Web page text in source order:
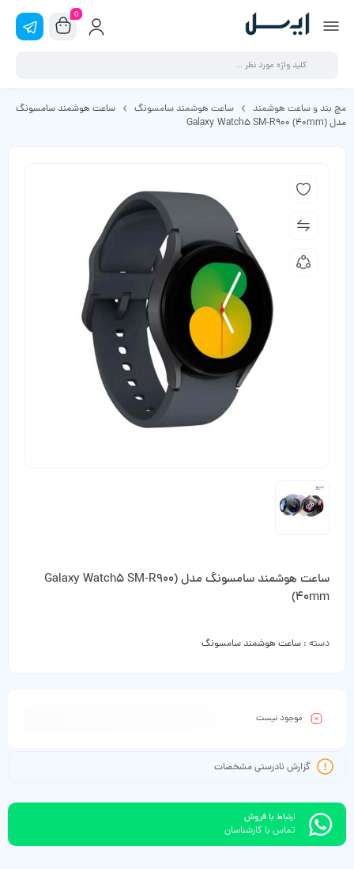
0
مچ بند و ساعت هوشمند ساعت هوشمند سامسونگ
ساعت هوشمند سامسونگ
مدل (Galaxy Watch5 SM-R900 (40mm
ساعت هوشمند سامسونگ مدل (Galaxy Watch5 SM-R900
(40mm
دسته : ساعت هوشمند سامسونگ
موجود نیست
گزارش نادرستی مشخصات
ارتباط با فروش
تماس با کارشناسان